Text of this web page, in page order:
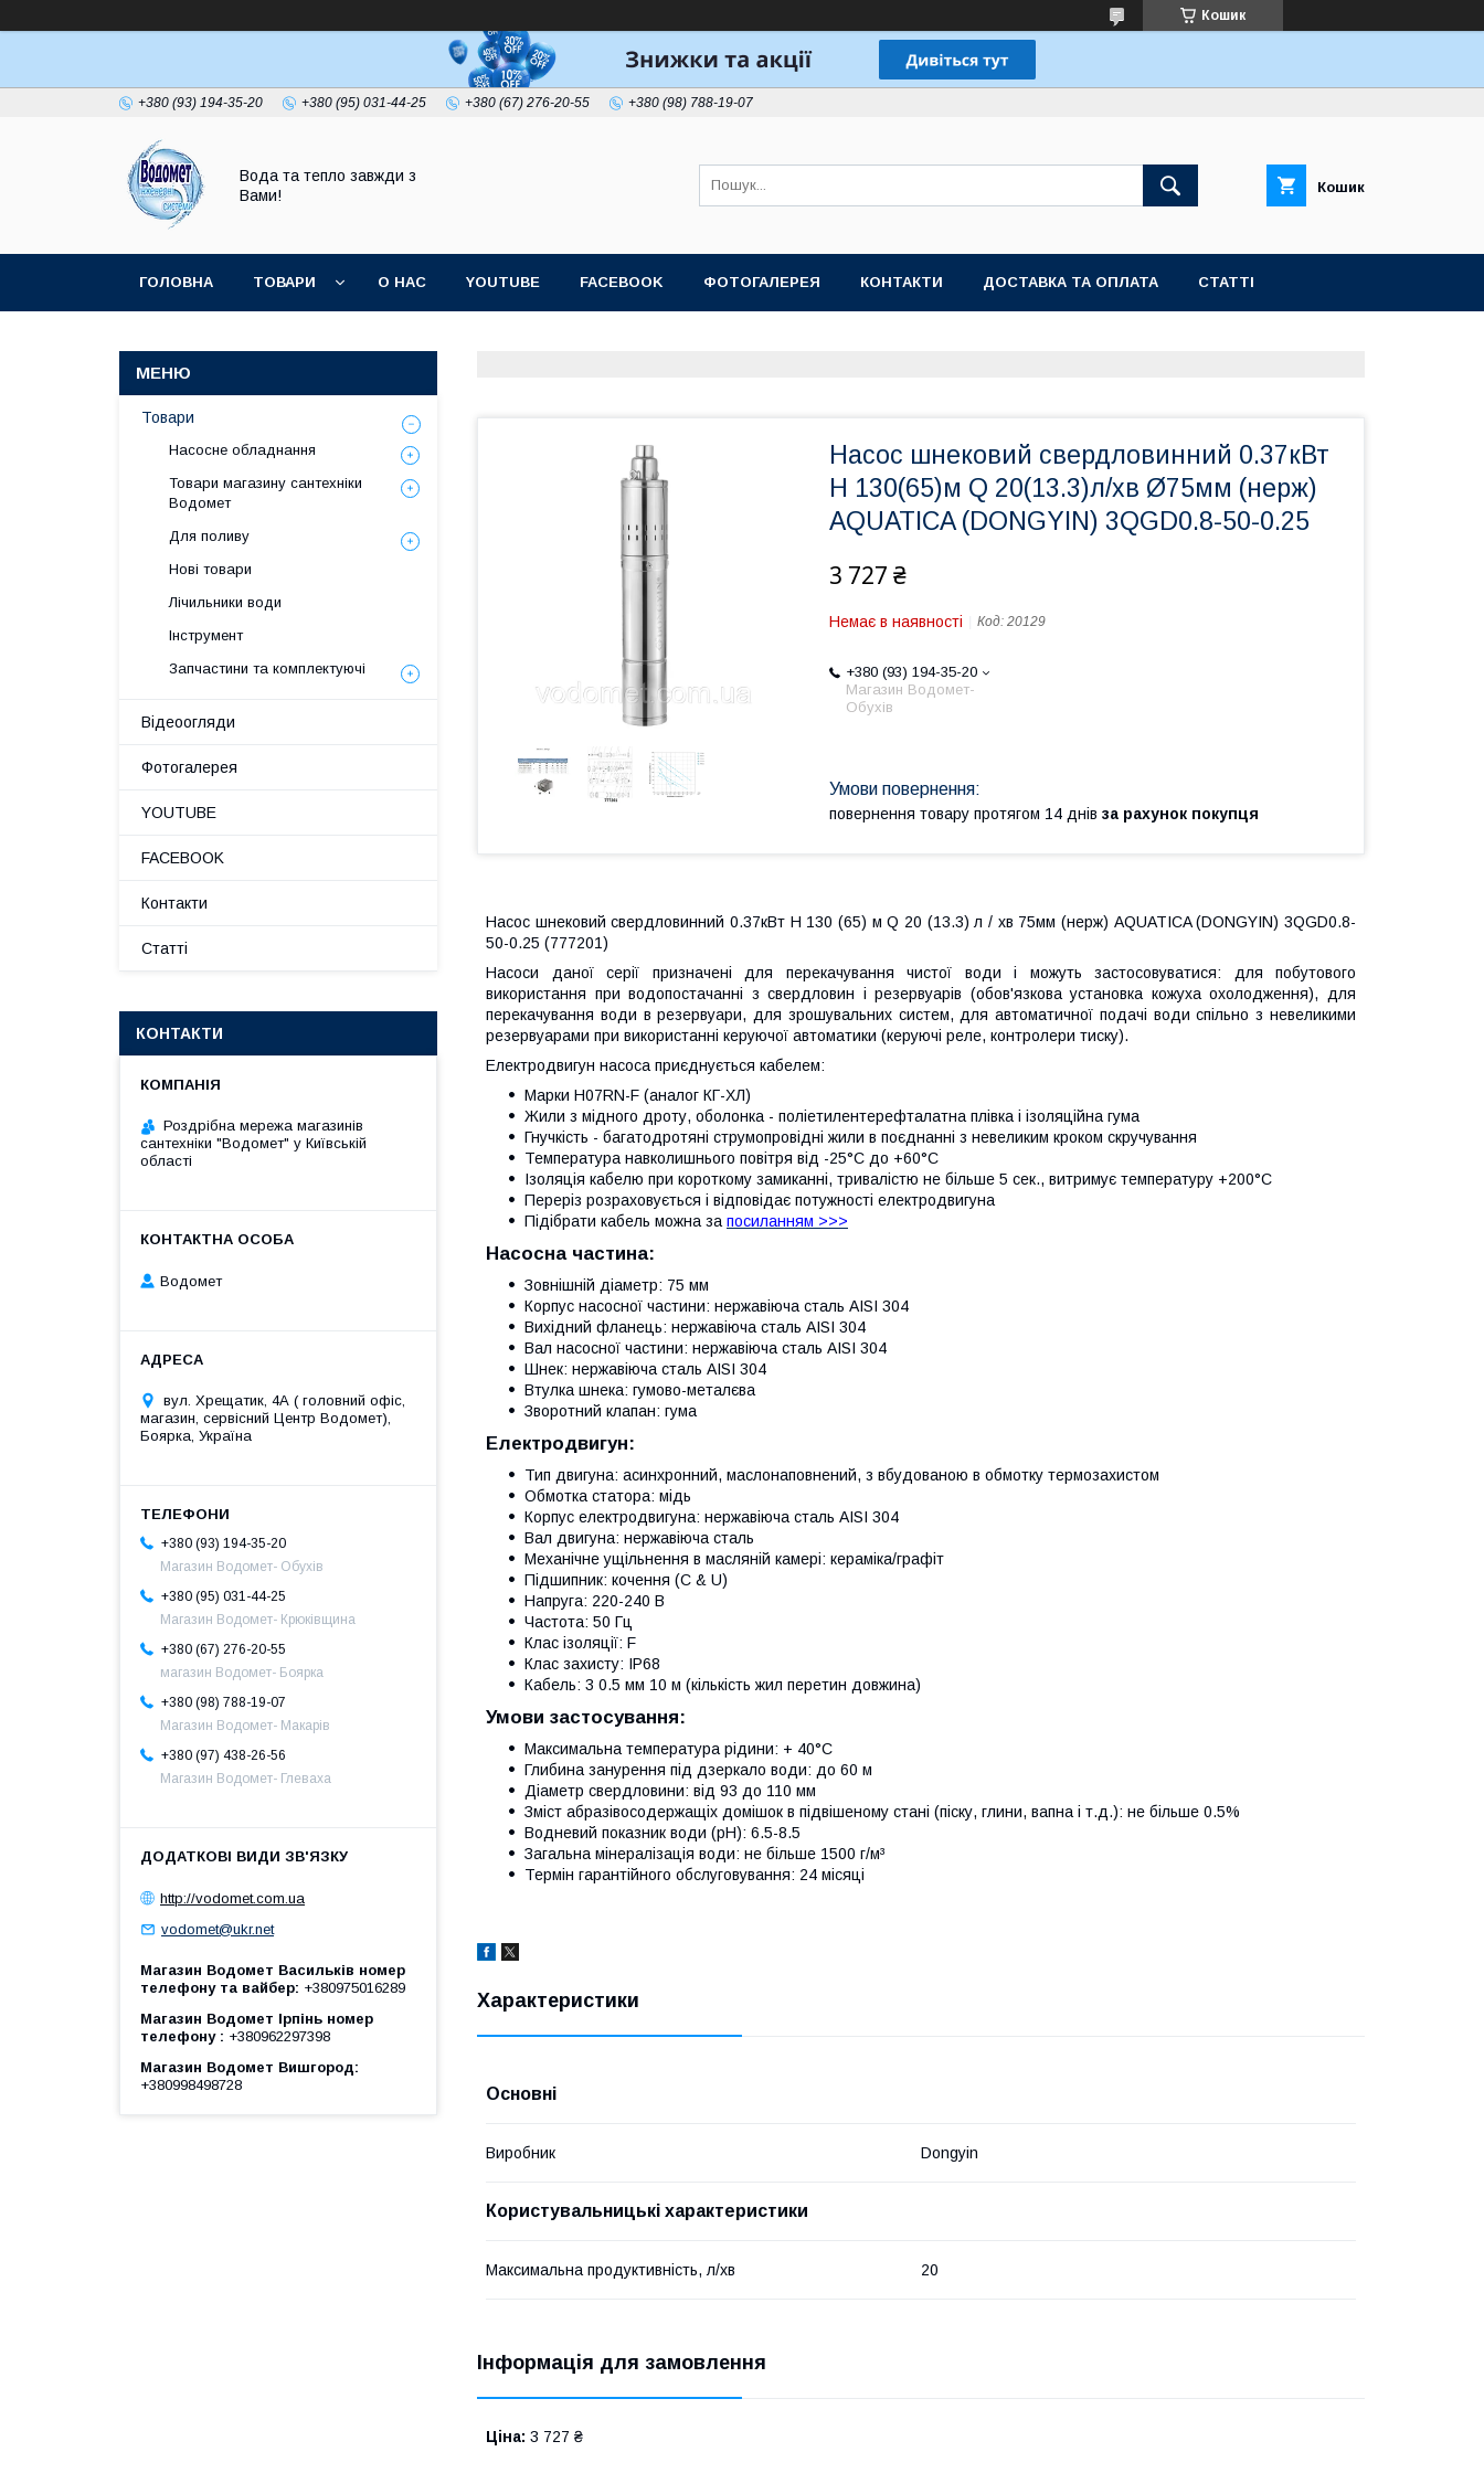
Кошик
+380 (93) 194-35-20 +380 (95) 031-44-25 +380 (67) 276-20-55 +380 (98) 788-19-07
Вода та тепло завжди з
Вами!
Кошик
ГОЛОВНА ТОВАРИ О НАС YOUTUBE FACEBOOK ФОТОГАЛЕРЕЯ КОНТАКТИ ДОСТАВКА ТА ОПЛАТА СТАТТІ
Насос шнековий свердловинний 0.37кВт
H 130(65)м Q 20(13.3)л/хв Ø75мм (нерж)
AQUATICA (DONGYIN) 3QGD0.8-50-0.25
3 727 ₴
Немає в наявності Код: 20129
+380 (93) 194-35-20
Магазин Водомет-
Обухів
повернення товару протягом 14 днів за рахунок покупця
Насос шнековий свердловинний 0.37кВт H 130 (65) м Q 20 (13.3) л / хв 75мм (нерж) AQUATICA (DONGYIN) 3QGD0.8-
50-0.25 (777201)
Насоси даної серії призначені для перекачування чистої води і можуть застосовуватися: для побутового
використання при водопостачанні з свердловин і резервуарів (обов'язкова установка кожуха охолодження), для
перекачування води в резервуари, для зрошувальних систем, для автоматичної подачі води спільно з невеликими
резервуарами при використанні керуючої автоматики (керуючі реле, контролери тиску).
Електродвигун насоса приєднується кабелем:
Марки H07RN-F (аналог КГ-ХЛ)
Жили з мідного дроту, оболонка - поліетилентерефталатна плівка і ізоляційна гума
Гнучкість - багатодротяні струмопровідні жили в поєднанні з невеликим кроком скручування
Температура навколишнього повітря від -25°C до +60°C
Ізоляція кабелю при короткому замиканні, тривалістю не більше 5 сек., витримує температуру +200°C
Переріз розраховується і відповідає потужності електродвигуна
Підібрати кабель можна запосиланням >>>
Насосна частина:
Зовнішній діаметр: 75 мм
Корпус насосної частини: нержавіюча сталь AISI 304
Вихідний фланець: нержавіюча сталь AISI 304
Вал насосної частини: нержавіюча сталь AISI 304
Шнек: нержавіюча сталь AISI 304
Втулка шнека: гумово-металєва
Зворотний клапан: гума
Електродвигун:
Тип двигуна: асинхронний, маслонаповнений, з вбудованою в обмотку термозахистом
Обмотка статора: мідь
Корпус електродвигуна: нержавіюча сталь AISI 304
Вал двигуна: нержавіюча сталь
Механічне ущільнення в масляній камері: кераміка/графіт
Підшипник: кочення (C & U)
Напруга: 220-240 В
Частота: 50 Гц
Клас ізоляції: F
Клас захисту: IP68
Кабель: 3 0.5 мм 10 м (кількість жил перетин довжина)
Умови застосування:
Максимальна температура рідини: + 40°C
Глибина занурення під дзеркало води: до 60 м
Діаметр свердловини: від 93 до 110 мм
Зміст абразівосодержащіх домішок в підвішеному стані (піску, глини, вапна і т.д.): не більше 0.5%
Водневий показник води (рН): 6.5-8.5
Загальна мінералізація води: не більше 1500 г/м³
Термін гарантійного обслуговування: 24 місяці
Характеристики
Основні
Виробник Dongyin
Користувальницькі характеристики
Максимальна продуктивність, л/хв 20
Інформація для замовлення
Ціна: 3 727 ₴
Товари
Насосне обладнання
Товари магазину сантехніки
Водомет
Для поливу
Нові товари
Лічильники води
Інструмент
Запчастини та комплектуючі
Відеоогляди
Фотогалерея
YOUTUBE
FACEBOOK
Контакти
Статті
КОНТАКТИ
Роздрібна мережа магазинів
сантехніки "Водомет" у Київській
області
Водомет
вул. Хрещатик, 4А ( головний офіс,
магазин, сервісний Центр Водомет),
Боярка, Україна
+380 (93) 194-35-20
Магазин Водомет- Обухів
+380 (95) 031-44-25
Магазин Водомет- Крюківщина
+380 (67) 276-20-55
магазин Водомет- Боярка
+380 (98) 788-19-07
Магазин Водомет- Макарів
+380 (97) 438-26-56
Магазин Водомет- Глеваха
http://vodomet.com.ua
vodomet@ukr.net
Магазин Водомет Васильків номер
телефону та вайбер +380975016289
Магазин Водомет Ірпінь номер
телефону
+380962297398
Магазин Водомет Вишгород
+380998498728